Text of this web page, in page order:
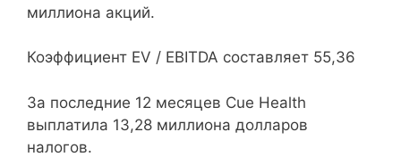
миллиона акций.
Коэффициент EV / EBITDA составляет 55,36
За последние 12 месяцев Cue Health
выплатила 13,28 миллиона долларов
налогов.